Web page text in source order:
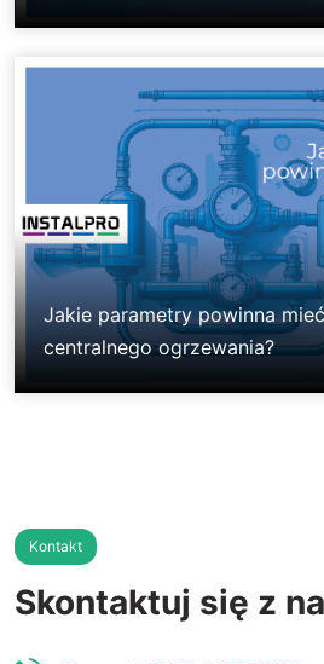
Jakie parametry powinna
centralnego ogrzewania?
Kontakt
Skontaktuj się z